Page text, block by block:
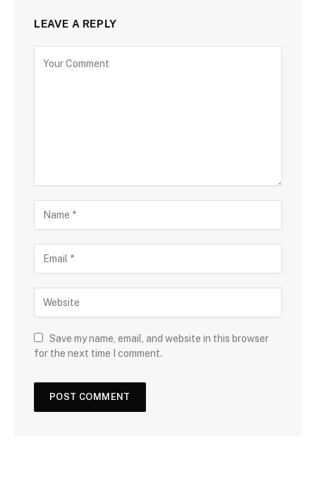
LEAVE A REPLY
Save my name, email, and website in this browser
for the next time I comment.